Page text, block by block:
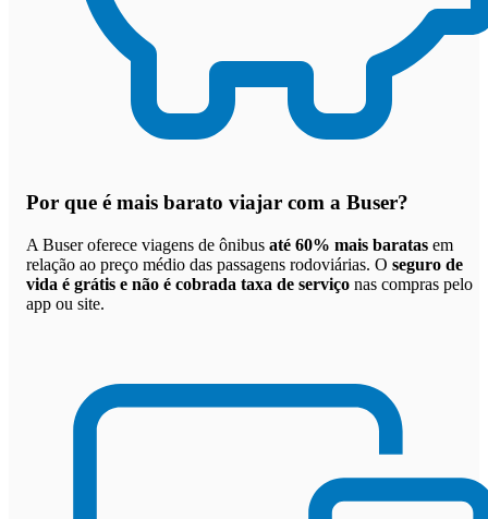
Por que é mais barato viajar com a Buser?
A Buser oferece viagens de ônibus até 60% mais baratas em
relação ao preço médio das passagens rodoviárias. O seguro de
vida é grátis e não é cobrada taxa de serviço nas compras pelo
app ou site.